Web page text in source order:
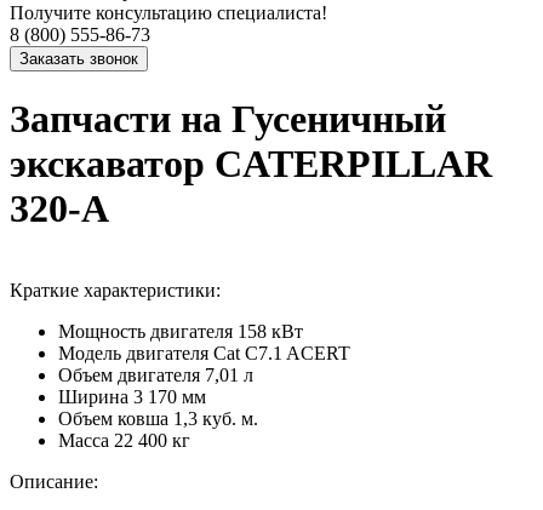
Получите консультацию специалиста!
8 (800) 555-86-73
Запчасти на Гусеничный
экскаватор CATERPILLAR
320-A
Краткие характеристики:
Мощность двигателя 158 кВт
Модель двигателя Cat C7.1 ACERT
Объем двигателя 7,01 л
Ширина 3 170 мм
Объем ковша 1,3 куб. м.
Масса 22 400 кг
Описание: